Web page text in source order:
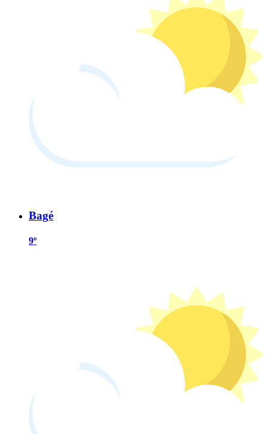
Bagé
9º